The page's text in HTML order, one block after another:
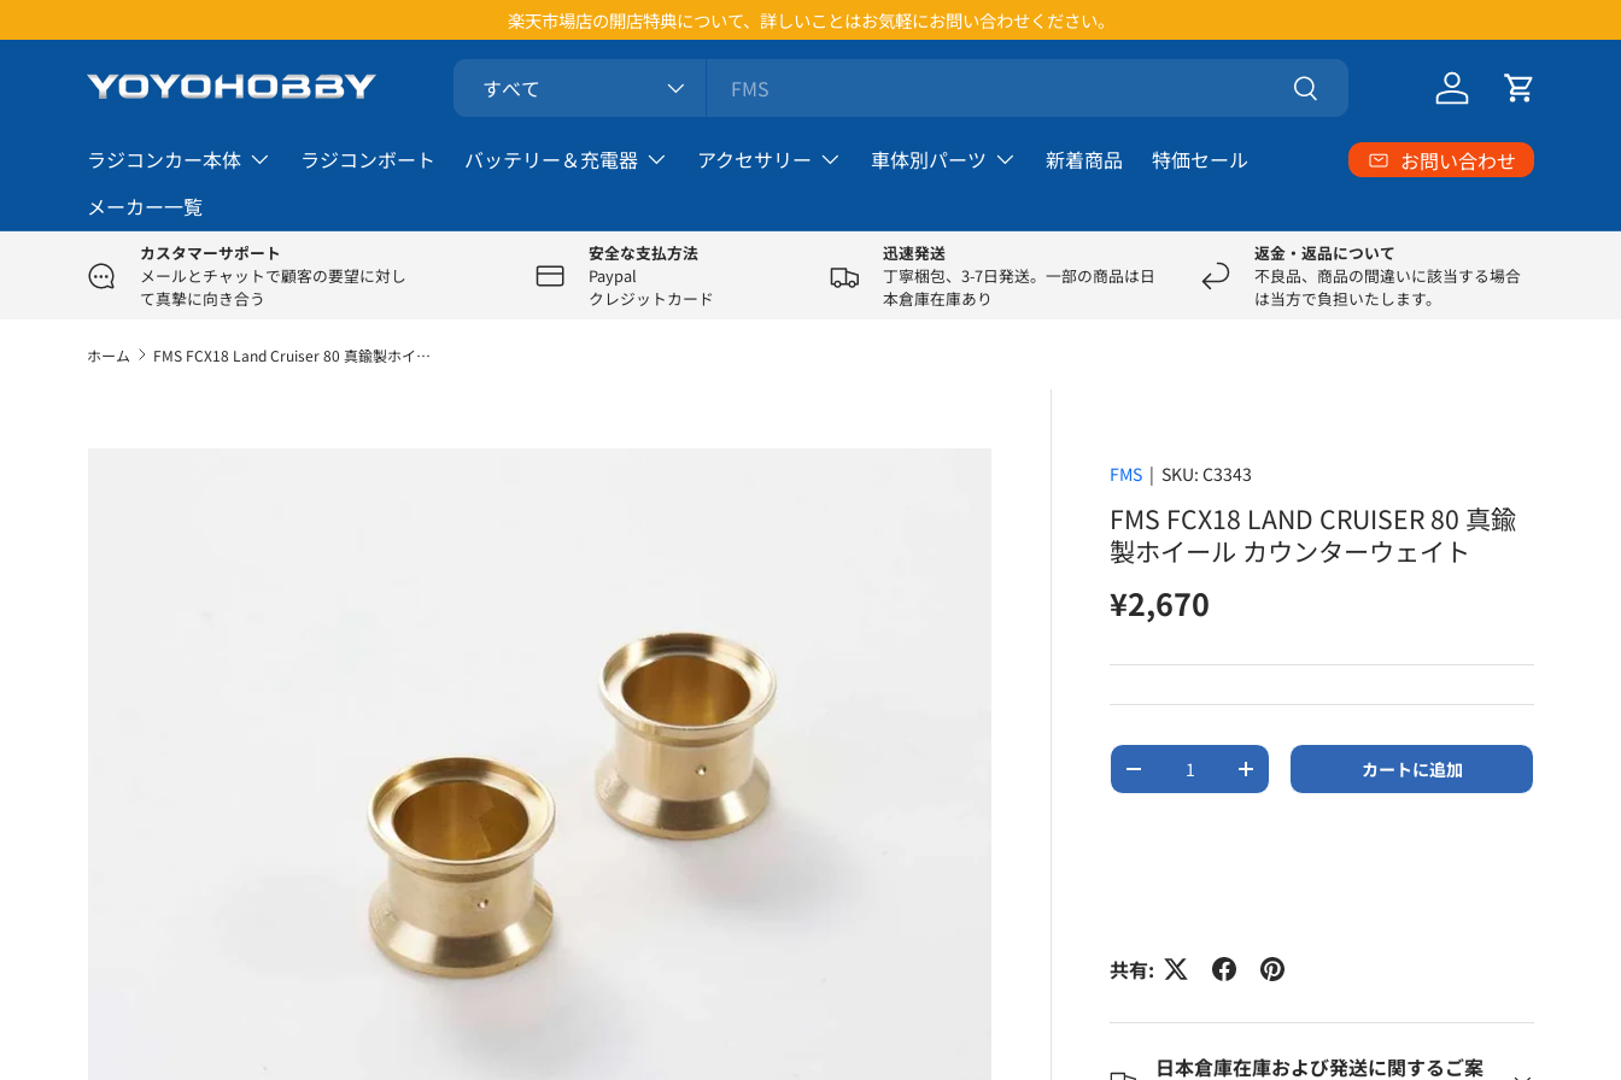
コンテンツへスキップ
楽天市場店の開店特典について、詳しいことはお気軽にお問い合わせください。
検索
商品タイプ
すべて 検索 ログインカート
ラジコンカー本体 ラジコンボート バッテリー＆充電器 アクセサリー 車体別パーツ 新着商品
特価セール
メーカー一覧
お問い合わせ
カスタマーサポート
メールとチャットで顧客の要望に対し
て真摯に向き合う
安全な支払方法
Paypal
クレジットカード
迅速発送
丁寧梱包、3-7日発送。一部の商品は日
本倉庫在庫あり
返金・返品について
不良品、商品の間違いに該当する場合
は当方で負担いたします。
ホーム FMS FCX18 Land Cruiser 80 真鍮製ホイール カウンターウェイト
FMS | SKU: C3343
FMS FCX18 LAND CRUISER 80 真鍮
製ホイール カウンターウェイト
定価
¥2,670
数量
数量を減らす
数量を増やす カートに追加
共有:
日本倉庫在庫および発送に関するご案